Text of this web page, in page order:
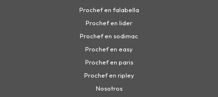
Prochef en falabella
Prochef en lider
Prochef en sodimac
Prochef en easy
Prochef en paris
Prochef en ripley
Nosotros